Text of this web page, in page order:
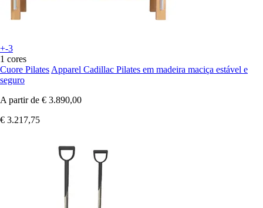
+-3
1 cores
Cuore Pilates Apparel Cadillac Pilates em madeira maciça estável e
seguro
A partir de € 3.890,00
€ 3.217,75